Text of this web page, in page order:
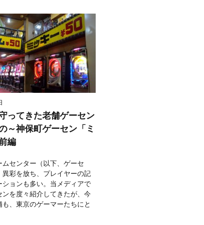
ってきた老舗ゲーセン
～神保町ゲーセン「ミ
編
ムセンター（以下、ゲーセ
異彩を放ち、プレイヤーの記
ションも多い。当メディアで
ンを度々紹介してきたが、今
、東京のゲーマーたちにと